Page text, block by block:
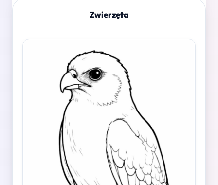
Zwierzęta